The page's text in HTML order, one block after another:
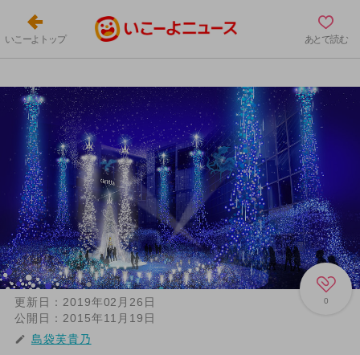
いこーよトップ あとで読む
0
更新日： 2019年02月26日
公開日： 2015年11月19日
島袋芙貴乃